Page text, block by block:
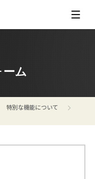
ム
特別な機能について